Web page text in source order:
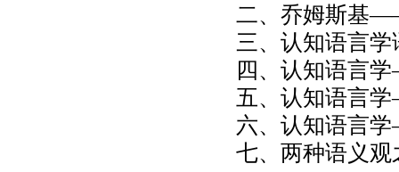
二、乔姆斯基
三、认知语言学
四、认知语言
五、认知语言
六、认知语言
七、两种语义观